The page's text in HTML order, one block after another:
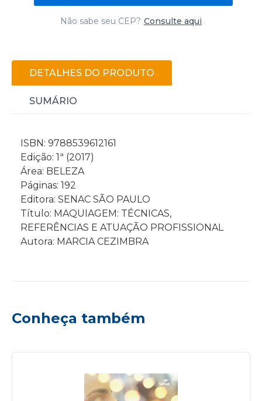
Não sabe seu CEP? Consulte aqui
DETALHES DO PRODUTO
SUMÁRIO
ISBN: 9788539612161
Edição: 1ª (2017)
Área: BELEZA
Páginas: 192
Editora: SENAC SÃO PAULO
Título: MAQUIAGEM: TÉCNICAS,
REFERÊNCIAS E ATUAÇÃO PROFISSIONAL
Autora: MARCIA CEZIMBRA
Conheça também